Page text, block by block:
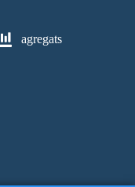
agregats